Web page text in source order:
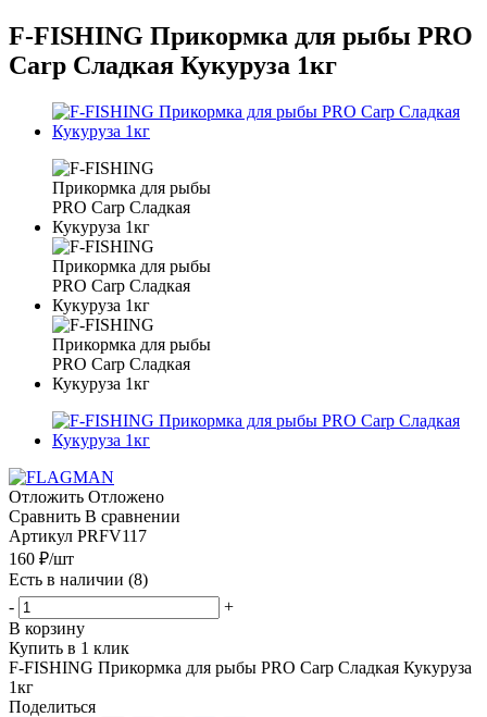
F-FISHING Прикормка для рыбы PRO
Carp Сладкая Кукуруза 1кг
Отложить Отложено
Сравнить В сравнении
Артикул PRFV117
160 ₽/шт
Есть в наличии (8)
-
+
В корзину
Купить в 1 клик
F-FISHING Прикормка для рыбы PRO Carp Сладкая Кукуруза
1кг
Поделиться